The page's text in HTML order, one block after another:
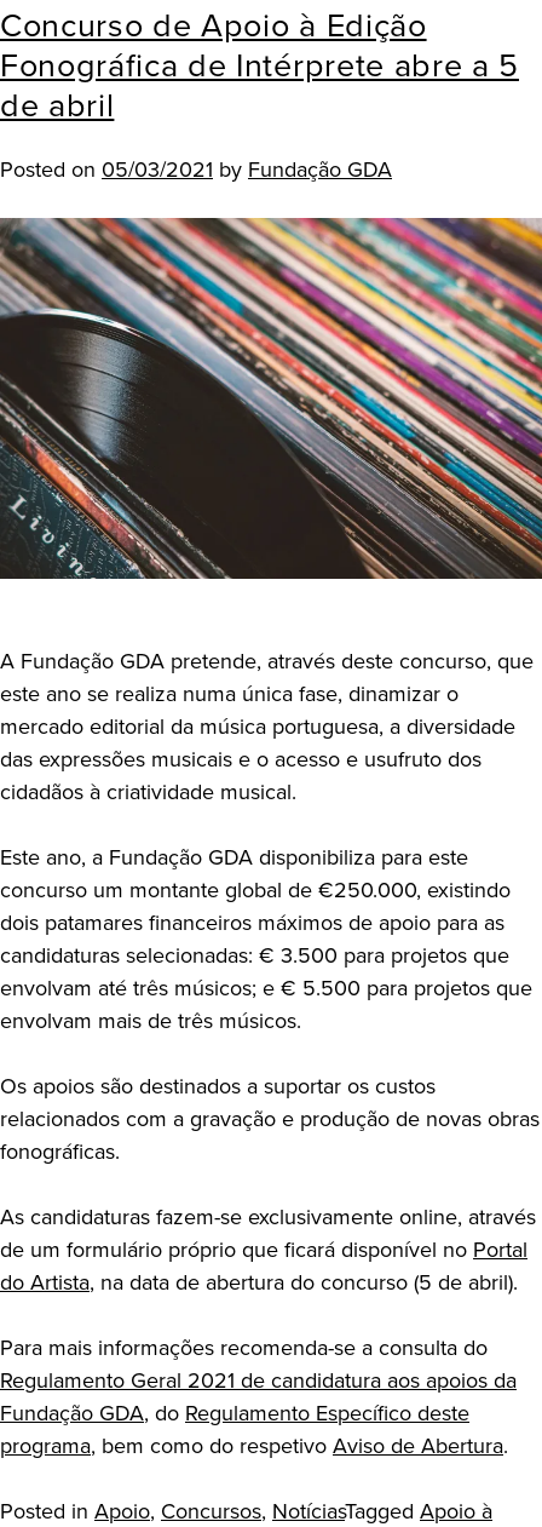
Concurso de Apoio à Edição
Fonográfica de Intérprete abre a 5
de abril
Posted on 05/03/2021 by Fundação GDA
A Fundação GDA pretende, através deste concurso, que
este ano se realiza numa única fase, dinamizar o
mercado editorial da música portuguesa, a diversidade
das expressões musicais e o acesso e usufruto dos
cidadãos à criatividade musical.
Este ano, a Fundação GDA disponibiliza para este
concurso um montante global de €250.000, existindo
dois patamares financeiros máximos de apoio para as
candidaturas selecionadas: € 3.500 para projetos que
envolvam até três músicos; e € 5.500 para projetos que
envolvam mais de três músicos.
Os apoios são destinados a suportar os custos
relacionados com a gravação e produção de novas obras
fonográficas.
As candidaturas fazem-se exclusivamente online, através
de um formulário próprio que ficará disponível no Portal
do Artista, na data de abertura do concurso (5 de abril).
Para mais informações recomenda-se a consulta do
Regulamento Geral 2021 de candidatura aos apoios da
Fundação GDA, do Regulamento Específico deste
programa, bem como do respetivo Aviso de Abertura.
Posted in Apoio, Concursos, NotíciasTagged Apoio à